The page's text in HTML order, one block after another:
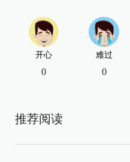
开心
0
难过
0
推荐阅读